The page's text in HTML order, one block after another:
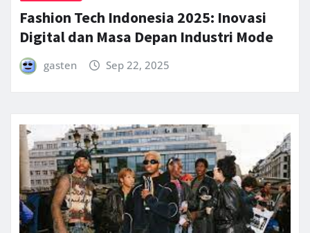
Fashion Tech Indonesia 2025: Inovasi
Digital dan Masa Depan Industri Mode
gasten Sep 22, 2025